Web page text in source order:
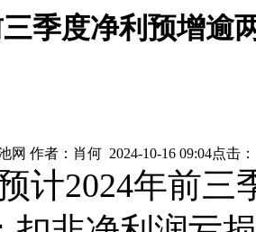
季度净利预增逾
网 作者： 肖何 2024-10-16 09:04点击
计2024年前三